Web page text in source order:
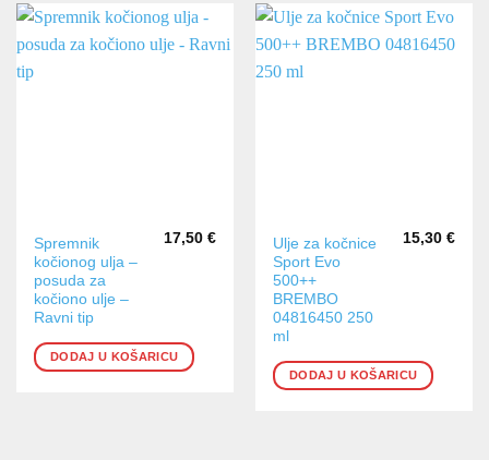
Spremnik
kočionog ulja –
posuda za
kočiono ulje –
Ravni tip
17,50 €
DODAJ U KOŠARICU
Ulje za kočnice
Sport Evo
500++
BREMBO
04816450 250
ml
15,30 €
DODAJ U KOŠARICU